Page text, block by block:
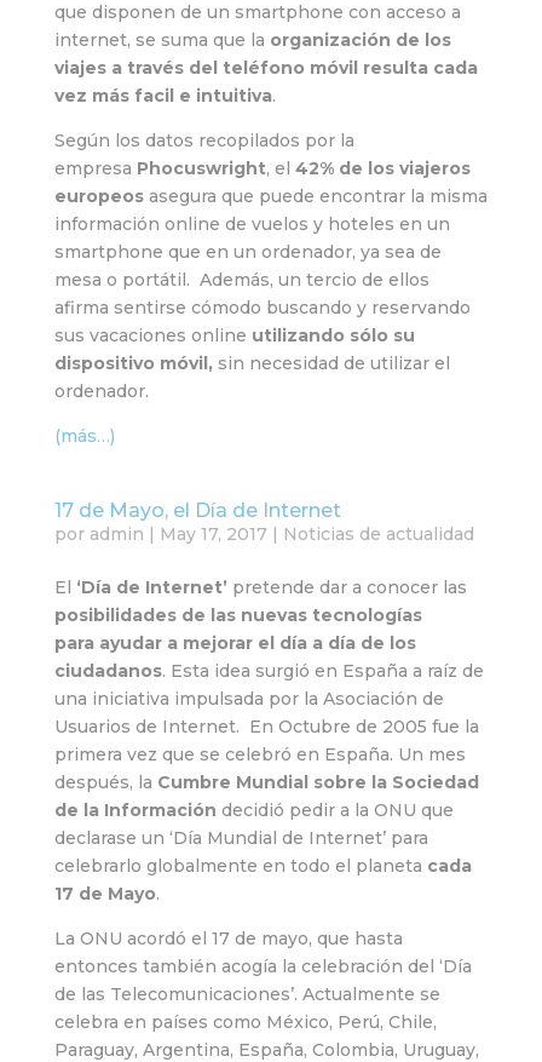
que disponen de un smartphone con acceso a
internet, se suma que la organización de los
viajes a través del teléfono móvil resulta cada
vez más facil e intuitiva.
Según los datos recopilados por la
empresa Phocuswright, el 42% de los viajeros
europeosasegura que puede encontrar la misma
información online de vuelos y hoteles en un
smartphone que en un ordenador, ya sea de
mesa o portátil. Además, un tercio de ellos
afirma sentirse cómodo buscando y reservando
sus vacaciones online utilizando sólo su
dispositivo móvil, sin necesidad de utilizar el
ordenador.
(más…)
17 de Mayo, el Día de Internet
por admin | May 17, 2017 | Noticias de actualidad
El ‘Día de Internet’ pretende dar a conocer las
posibilidades de las nuevas tecnologías
para ayudar a mejorar el día a día de los
ciudadanos. Esta idea surgió en España a raíz de
una iniciativa impulsada por la Asociación de
Usuarios de Internet. En Octubre de 2005 fue la
primera vez que se celebró en España. Un mes
después, la Cumbre Mundial sobre la Sociedad
de la Información decidió pedir a la ONU que
declarase un ‘Día Mundial de Internet’ para
celebrarlo globalmente en todo el planeta cada
17 de Mayo.
La ONU acordó el 17 de mayo, que hasta
entonces también acogía la celebración del ‘Día
de las Telecomunicaciones’. Actualmente se
celebra en países como México, Perú, Chile,
Paraguay, Argentina, España, Colombia, Uruguay,